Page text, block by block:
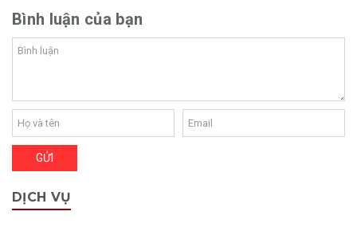
Bình luận của bạn
DỊCH VỤ